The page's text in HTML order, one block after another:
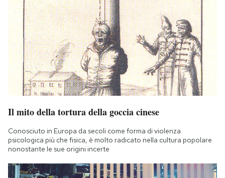
Il mito della tortura della goccia cinese
Conosciuto in Europa da secoli come forma di violenza
psicologica più che fisica, è molto radicato nella cultura popolare
nonostante le sue origini incerte